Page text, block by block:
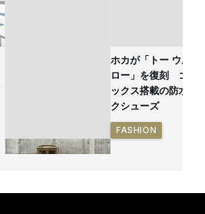
ホカが「トー ウルト
ロー」を復刻 ゴア
ックス搭載の防水ハ
クシューズ
FASHION